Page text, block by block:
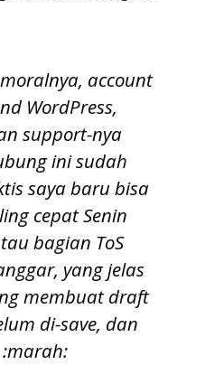
account
WordPress,
support-nya
ini sudah
saya baru bisa
cepat Senin
bagian ToS
yang jelas
membuat draft
di-save, dan
:marah: